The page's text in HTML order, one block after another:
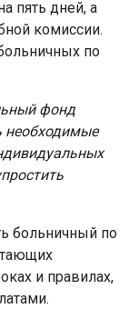
пять дней, а
комиссии.
по
фонд
необходимые
больничный по
и правилах,